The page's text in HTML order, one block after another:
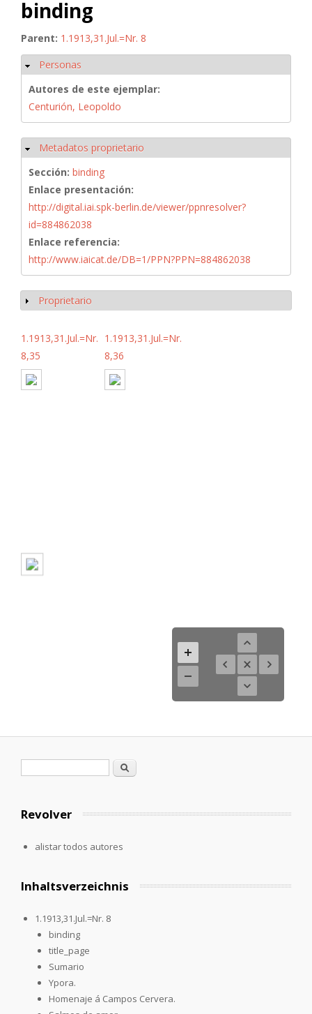
binding
Parent: 1.1913,31.Jul.=Nr. 8
Ocultar
Personas
Autores de este ejemplar:
Centurión, Leopoldo
Ocultar
Metadatos proprietario
Sección: binding
Enlace presentación:
http://digital.iai.spk-berlin.de/viewer/ppnresolver?
id=884862038
Enlace referencia:
http://www.iaicat.de/DB=1/PPN?PPN=884862038
Mostrar
Proprietario
1.1913,31.Jul.=Nr.
8,35
1.1913,31.Jul.=Nr.
8,36
Formulario de búsqueda
Buscar
Revolver
alistar todos autores
Inhaltsverzeichnis
1.1913,31.Jul.=Nr. 8
binding
title_page
Sumario
Ypora.
Homenaje á Campos Cervera.